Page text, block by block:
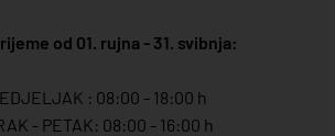
od 01. rujna - 31. svibnja:
: 08:00 - 18:00 h
- PETAK: 08:00 - 16:00 h